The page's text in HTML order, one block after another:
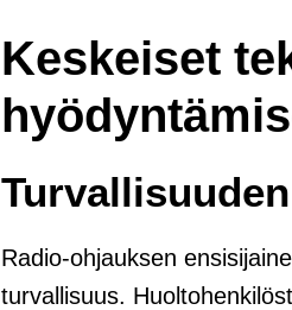
Keskeiset
Radio-ohjauksen
turvallisuus.